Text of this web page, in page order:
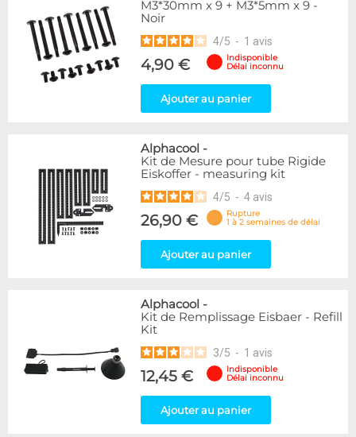
M3*30mm x 9 + M3*5mm x 9 -
Noir
4/5 - 1 avis
4,90 €
Indisponible
Délai inconnu
Ajouter au panier
Alphacool -
Kit de Mesure pour tube Rigide
Eiskoffer - measuring kit
4/5 - 4 avis
26,90 €
Rupture
1 à 2 semaines de délai
Ajouter au panier
Alphacool -
Kit de Remplissage Eisbaer - Refill
Kit
3/5 - 1 avis
12,45 €
Indisponible
Délai inconnu
Ajouter au panier